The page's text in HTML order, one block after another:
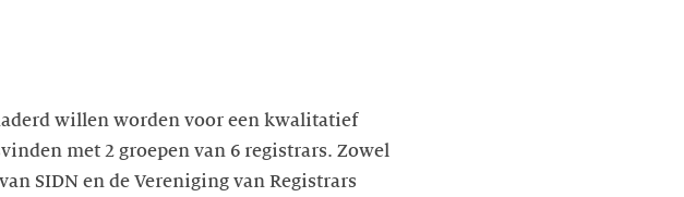
willen worden voor een kwalitatief
met 2 groepen van 6 registrars. Zowel
SIDN en de Vereniging van Registrars